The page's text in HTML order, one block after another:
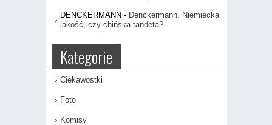
DENCKERMANN - Denckermann. Niemiecka
jakość, czy chińska tandeta?
Kategorie
Ciekawostki
Foto
Komisy